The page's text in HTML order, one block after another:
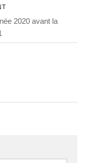
2020 avant la